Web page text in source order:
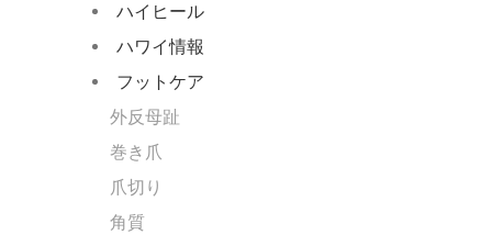
ハイヒール
ハワイ情報
フットケア
外反母趾
巻き爪
爪切り
角質